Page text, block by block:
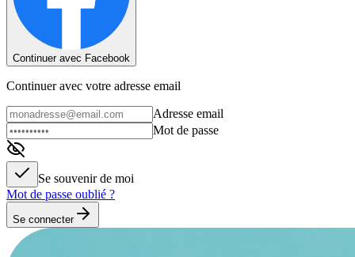
Continuer avec Facebook
Continuer avec votre adresse email
Adresse email
Mot de passe
Se souvenir de moi
Mot de passe oublié ?
Se connecter